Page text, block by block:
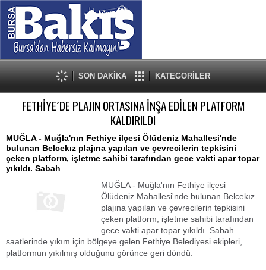
SON DAKİKA KATEGORİLER
FETHİYE´DE PLAJIN ORTASINA İNŞA EDİLEN PLATFORM
KALDIRILDI
MUĞLA - Muğla'nın Fethiye ilçesi Ölüdeniz Mahallesi'nde
bulunan Belcekız plajına yapılan ve çevrecilerin tepkisini
çeken platform, işletme sahibi tarafından gece vakti apar topar
yıkıldı. Sabah
MUĞLA - Muğla'nın Fethiye ilçesi
Ölüdeniz Mahallesi'nde bulunan Belcekız
plajına yapılan ve çevrecilerin tepkisini
çeken platform, işletme sahibi tarafından
gece vakti apar topar yıkıldı. Sabah
saatlerinde yıkım için bölgeye gelen Fethiye Belediyesi ekipleri,
platformun yıkılmış olduğunu görünce geri döndü.